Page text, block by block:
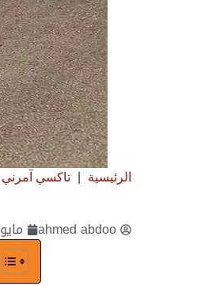
الرئيسية تاكسي آمرني
ahmed abdoo مايو 21, 2026